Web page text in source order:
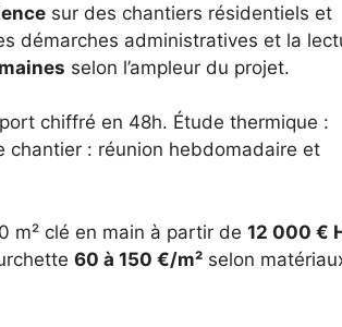
sur des chantiers résidentiels et
démarches administratives et la
selon l’ampleur du projet.
chiffré en 48h. Étude thermique :
chantier : réunion hebdomadaire et
m² clé en main à partir de 12 000 €
60 à 150 €/m² selon